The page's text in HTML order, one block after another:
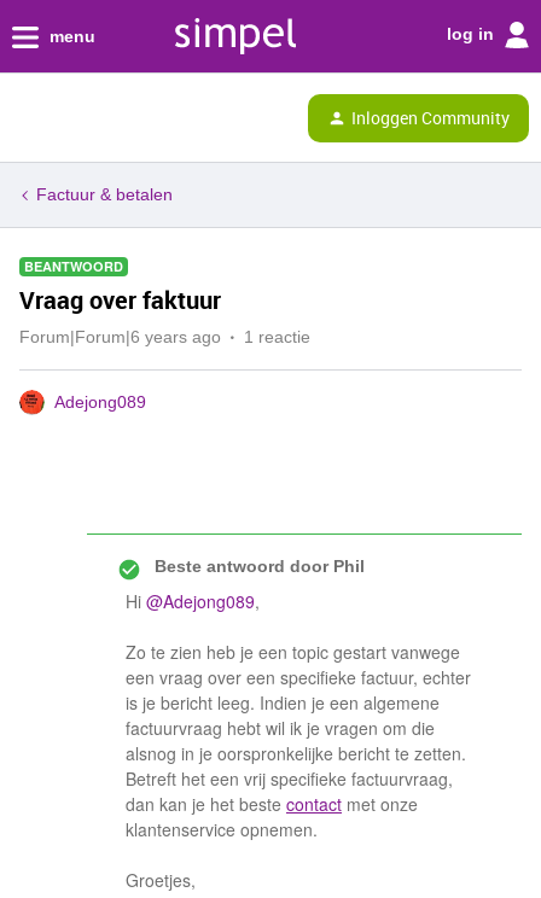
menu log in
Inloggen Community
Factuur & betalen
BEANTWOORD
Vraag over faktuur
Forum|Forum|6 years ago 1 reactie
Adejong089
Beste antwoord doorPhil
Hi @Adejong089,
Zo te zien heb je een topic gestart vanwege
een vraag over een specifieke factuur, echter
is je bericht leeg. Indien je een algemene
factuurvraag hebt wil ik je vragen om die
alsnog in je oorspronkelijke bericht te zetten.
Betreft het een vrij specifieke factuurvraag,
dan kan je het beste contact met onze
klantenservice opnemen.
Groetjes,